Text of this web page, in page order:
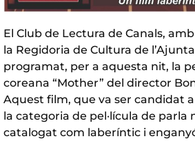
El Club de Lectura de Canals,
la Regidoria de Cultura de
programat, per a aquesta nit, la
coreana “Mother” del director
Aquest film, que va ser candidat a
la categoria de pel·lícula de parla
catalogat com laberíntic i